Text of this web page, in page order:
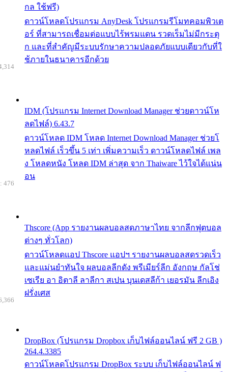
กล ใช้ฟรี)
ดาวน์โหลดโปรแกรม AnyDesk โปรแกรมรีโมทคอมพิวเต
อร์ ที่สามารถเชื่อมต่อแบบไร้พรมแดน รวดเร็มไม่มีกระตุ
ก และที่สำคัญมีระบบรักษาความปลอดภัยแบบเดียวกับที่ใ
ช้ภายในธนาคารอีกด้วย
IDM (โปรแกรม Internet Download Manager ช่วยดาวน์โห
ลดไฟล์) 6.43.7
ดาวน์โหลด IDM โหลด Internet Download Manager ช่วยโ
หลดไฟล์ เร็วขึ้น 5 เท่า เพิ่มความเร็ว ดาวน์โหลดไฟล์ เพล
ง โหลดหนัง โหลด IDM ล่าสุด จาก Thaiware ไว้ใจได้แน่น
อน
Thscore (App รายงานผลบอลสดภาษาไทย จากลีกฟุตบอล
ต่างๆ ทั่วโลก)
ดาวน์โหลดแอป Thscore แอปฯ รายงานผลบอลสดรวดเร็ว
และแม่นยำทันใจ ผลบอลลีกดัง พรีเมียร์ลีก อังกฤษ กัลโช่
เซเรีย อา อิตาลี ลาลีกา สเปน บุนเดสลีก้า เยอรมัน ลีกเอิง
ฝรั่งเศส
476
DropBox (โปรแกรม Dropbox เก็บไฟล์ออนไลน์ ฟรี 2 GB )
264.4.3385
ดาวน์โหลดโปรแกรม DropBox ระบบ เก็บไฟล์ออนไลน์ ฟ